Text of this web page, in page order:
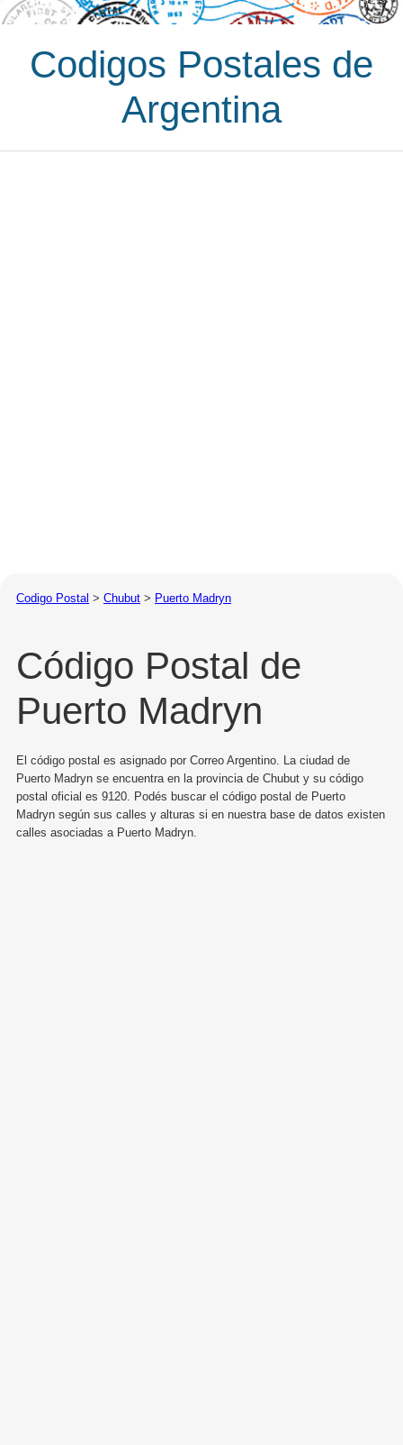
Codigos Postales de
Argentina
Codigo Postal > Chubut > Puerto Madryn
Código Postal de
Puerto Madryn
El código postal es asignado por Correo Argentino. La ciudad de
Puerto Madryn se encuentra en la provincia de Chubut y su código
postal oficial es 9120. Podés buscar el código postal de Puerto
Madryn según sus calles y alturas si en nuestra base de datos existen
calles asociadas a Puerto Madryn.